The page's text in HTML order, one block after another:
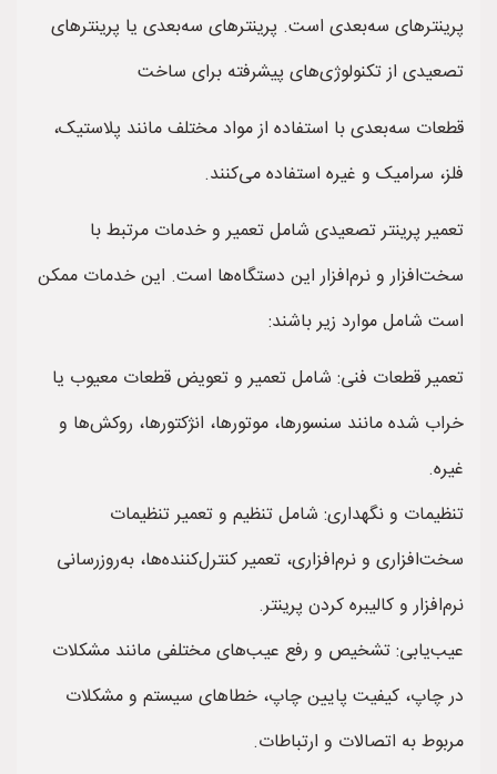
پرینترهای سه‌بعدی است. پرینترهای سه‌بعدی یا پرینترهای
تصعیدی از تکنولوژی‌های پیشرفته برای ساخت
قطعات سه‌بعدی با استفاده از مواد مختلف مانند پلاستیک،
فلز، سرامیک و غیره استفاده می‌کنند.
تعمیر پرینتر تصعیدی شامل تعمیر و خدمات مرتبط با
سخت‌افزار و نرم‌افزار این دستگاه‌ها است. این خدمات ممکن
است شامل موارد زیر باشند:
تعمیر قطعات فنی: شامل تعمیر و تعویض قطعات معیوب یا
خراب شده مانند سنسورها، موتورها، انژکتورها، روکش‌ها و
غیره.
تنظیمات و نگهداری: شامل تنظیم و تعمیر تنظیمات
سخت‌افزاری و نرم‌افزاری، تعمیر کنترل‌کننده‌ها، به‌روزرسانی
نرم‌افزار و کالیبره کردن پرینتر.
عیب‌یابی: تشخیص و رفع عیب‌های مختلفی مانند مشکلات
در چاپ، کیفیت پایین چاپ، خطاهای سیستم و مشکلات
مربوط به اتصالات و ارتباطات.